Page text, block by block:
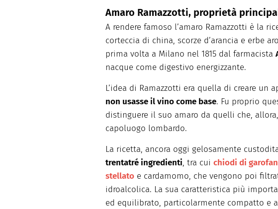
Amaro Ramazzotti, proprietà
A rendere famoso l’amaro Ramazzotti è la
corteccia di china, scorze d’arancia e erbe
prima volta a Milano nel 1815 dal farmacista
nacque come digestivo energizzante.
L’idea di Ramazzotti era quella di creare un
non usasse il vino come base. Fu proprio
distinguere il suo amaro da quelli che,
capoluogo lombardo.
La ricetta, ancora oggi gelosamente
trentatré ingredienti, tra cui chiodi di
stellato e cardamomo, che vengono poi
idroalcolica. La sua caratteristica più
ed equilibrato, particolarmente compatto e